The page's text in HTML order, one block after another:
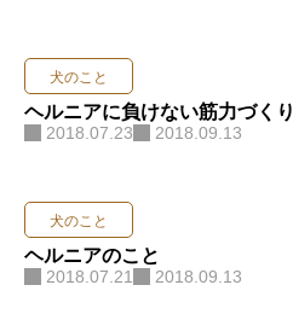
犬のこと
ヘルニアに負けない筋力づくり
2018.07.23 2018.09.13
犬のこと
ヘルニアのこと
2018.07.21 2018.09.13